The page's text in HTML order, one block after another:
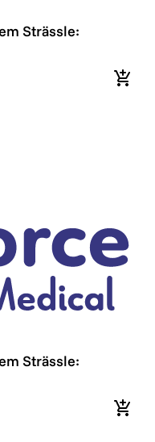
Strässle:
Strässle:
In
Strässle: montagekit
Strässle:
In